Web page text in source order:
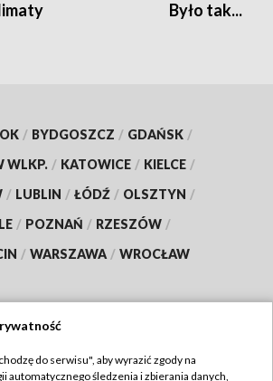
Było tak...
/ BYDGOSZCZ / GDAŃSK /
WLKP. / KATOWICE / KIELCE /
/ LUBLIN / ŁÓDŹ / OLSZTYN /
/ POZNAŃ / RZESZÓW /
/ WARSZAWA / WROCŁAW
do serwisu", aby wyrazić zgody na
automatycznego śledzenia i zbierania danych,